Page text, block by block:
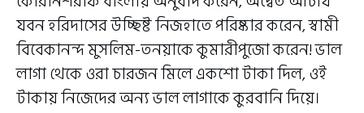
যবন হরিদাসের উচ্ছিষ্ট নিজহাতে পরিষ্কার করেন, স্বামী
বিবেকানন্দ মুসলিম-তনয়াকে কুমারীপুজো করেন! ভাল
লাগা থেকে ওরা চারজন মিলে একশো টাকা দিল, ওই
টাকায় নিজেদের অন্য ভাল লাগাকে কুরবানি দিয়ে।